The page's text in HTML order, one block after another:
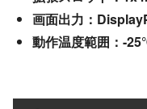
画面出力：
動作温度範囲：-